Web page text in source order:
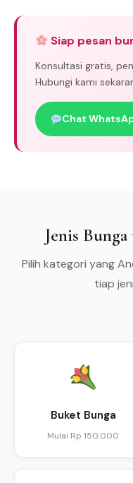
Siap pesan
Konsultasi gratis,
Hubungi kami
Chat
Jenis
Pilih kategori yang
tiap
Buket Bunga
Mulai Rp 150.000